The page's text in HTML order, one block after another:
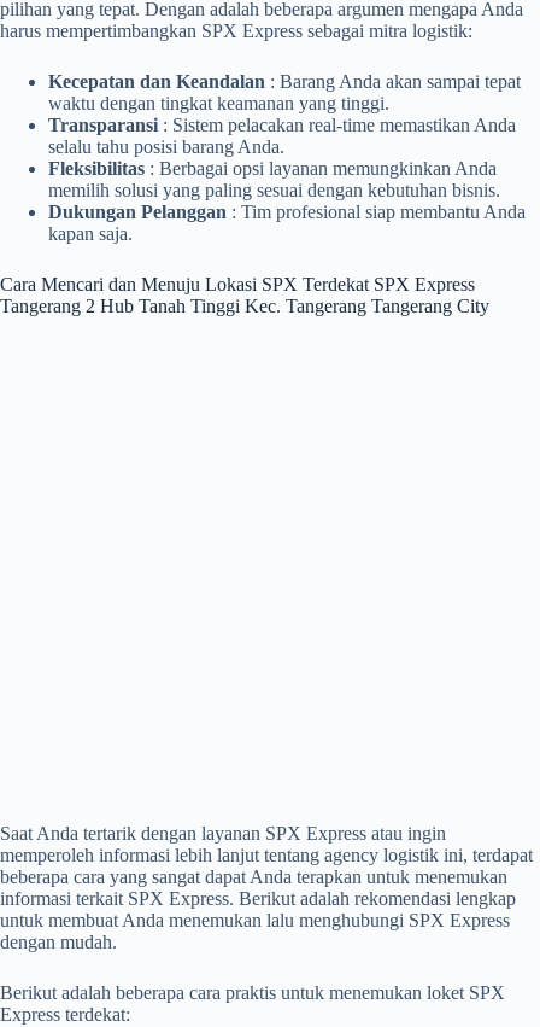
pilihan yang tepat. Dengan adalah beberapa argumen mengapa Anda
harus mempertimbangkan SPX Express sebagai mitra logistik:
Kecepatan dan Keandalan : Barang Anda akan sampai tepat
waktu dengan tingkat keamanan yang tinggi.
Transparansi : Sistem pelacakan real-time memastikan Anda
selalu tahu posisi barang Anda.
Fleksibilitas : Berbagai opsi layanan memungkinkan Anda
memilih solusi yang paling sesuai dengan kebutuhan bisnis.
Dukungan Pelanggan : Tim profesional siap membantu Anda
kapan saja.
Cara Mencari dan Menuju Lokasi SPX Terdekat SPX Express
Tangerang 2 Hub Tanah Tinggi Kec. Tangerang Tangerang City
Saat Anda tertarik dengan layanan SPX Express atau ingin
memperoleh informasi lebih lanjut tentang agency logistik ini, terdapat
beberapa cara yang sangat dapat Anda terapkan untuk menemukan
informasi terkait SPX Express. Berikut adalah rekomendasi lengkap
untuk membuat Anda menemukan lalu menghubungi SPX Express
dengan mudah.
Berikut adalah beberapa cara praktis untuk menemukan loket SPX
Express terdekat: